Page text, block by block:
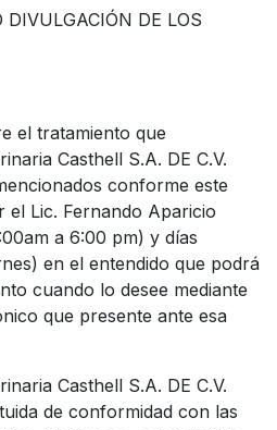
DE LOS
el tratamiento que
Casthell S.A. DE C.V.
conforme este
el Lic. Fernando Aparicio
a 6:00 pm) y días
en el entendido que podrá
cuando lo desee mediante
que presente ante esa
Casthell S.A. DE C.V.
de conformidad con las